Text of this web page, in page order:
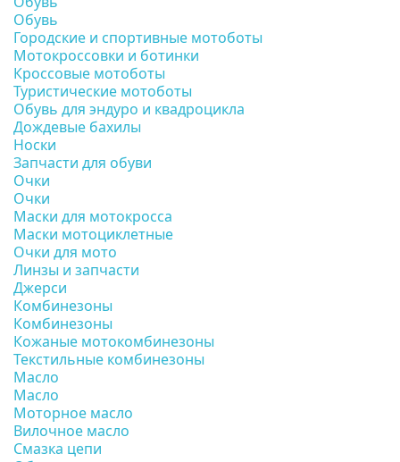
Обувь
Городские и спортивные мотоботы
Мотокроссовки и ботинки
Кроссовые мотоботы
Туристические мотоботы
Обувь для эндуро и квадроцикла
Дождевые бахилы
Носки
Запчасти для обуви
Очки
Очки
Маски для мотокросса
Маски мотоциклетные
Очки для мото
Линзы и запчасти
Джерси
Комбинезоны
Комбинезоны
Кожаные мотокомбинезоны
Текстильные комбинезоны
Масло
Масло
Моторное масло
Вилочное масло
Смазка цепи